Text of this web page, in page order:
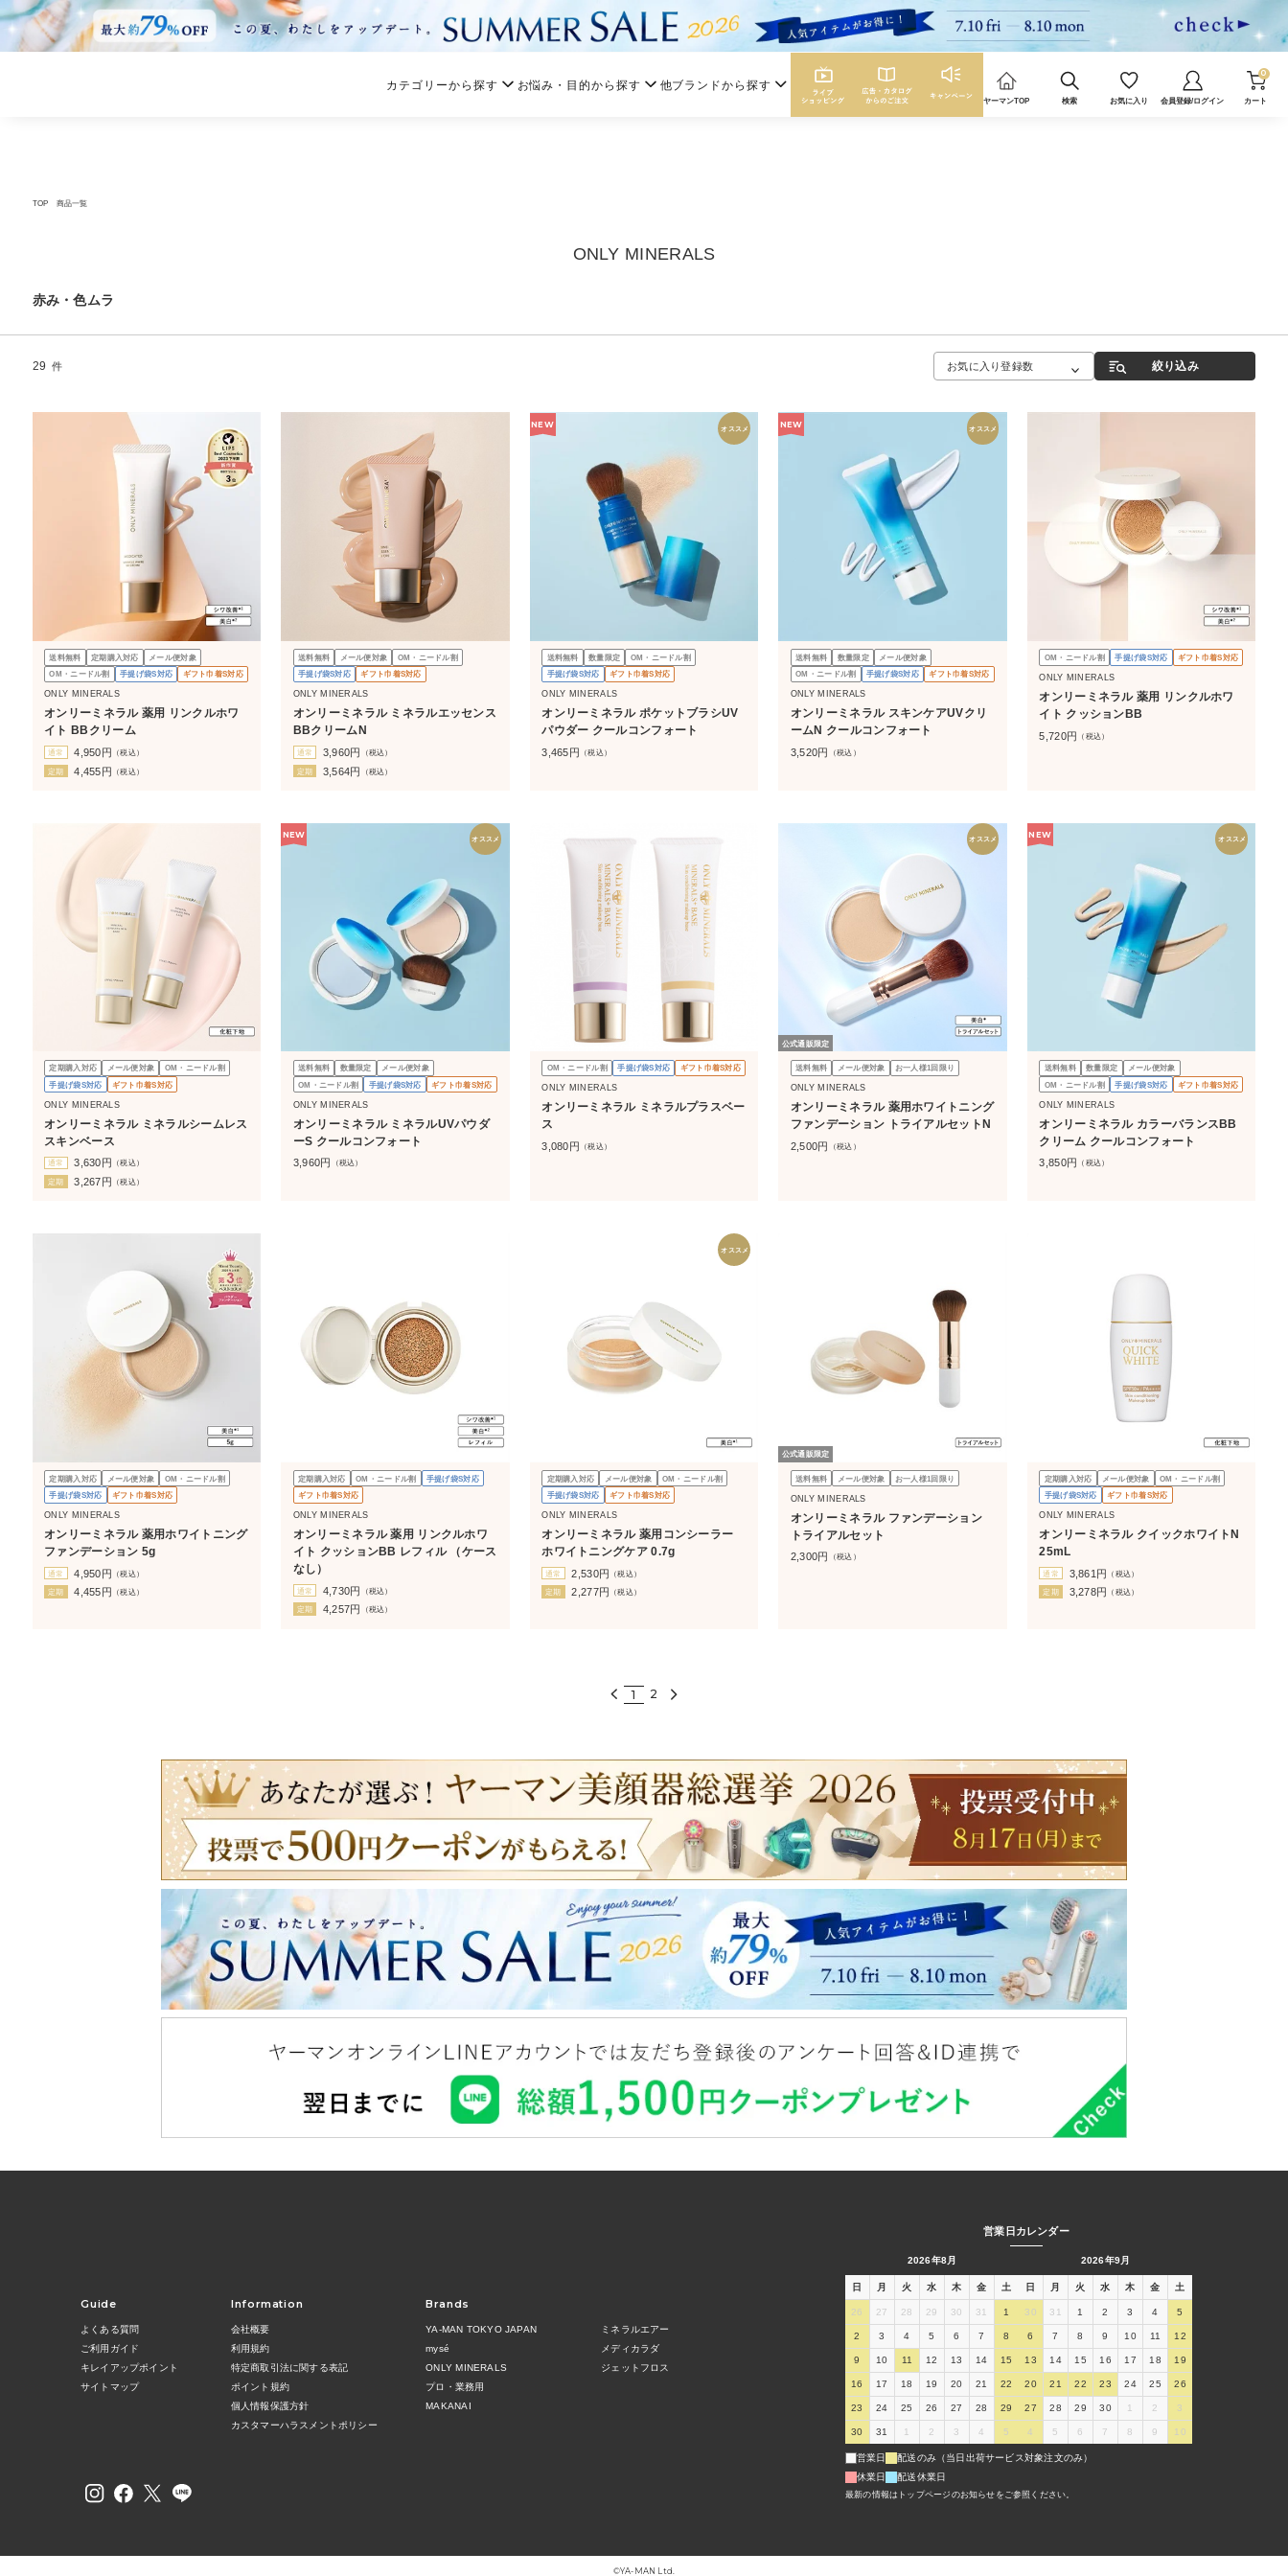
カテゴリーから探す お悩み・目的から探す 他ブランドから探す
ヤーマンTOP 検索 お気に入り 会員登録/ログイン カート
0
TOP 商品一覧
ONLY MINERALS
赤み・色ムラ
29 件 お気に入り登録数 絞り込み
送料無料 定期購入対応
メール便対象
OM・ニードル割
手提げ袋S対応 ギフト巾着S対応
ONLY MINERALS
オンリーミネラル 薬用 リンクルホワ
イト BBクリーム
通常 4,950円 （税込）
定期
4,455円 （税込）
送料無料 メール便対象
OM・ニードル割
手提げ袋S対応
ギフト巾着S対応
ONLY MINERALS
オンリーミネラル ミネラルエッセンス
BBクリームN
通常 3,960円
（税込）
定期
3,564円 （税込）
NEW オススメ
送料無料 数量限定
OM・ニードル割
手提げ袋S対応
ギフト巾着S対応
ONLY MINERALS
オンリーミネラル ポケットブラシUV
パウダー クールコンフォート
3,465円 （税込）
NEW オススメ
送料無料 数量限定
メール便対象
OM・ニードル割
手提げ袋S対応 ギフト巾着S対応
ONLY MINERALS
オンリーミネラル スキンケアUVクリ
ームN クールコンフォート
3,520円 （税込）
OM・ニードル割 手提げ袋S対応 ギフト巾着S対応
ONLY MINERALS
オンリーミネラル 薬用 リンクルホワ
イト クッションBB
5,720円 （税込）
定期購入対応 メール便対象
OM・ニードル割
手提げ袋S対応
ギフト巾着S対応
ONLY MINERALS
オンリーミネラル ミネラルシームレス
スキンベース
通常 3,630 円
（税込）
定期
3,267円 （税込）
NEW オススメ
送料無料 数量限定
メール便対象
OM・ニードル割
手提げ袋S対応 ギフト巾着S対応
ONLY MINERALS
オンリーミネラル ミネラルUVパウダ
ーS クールコンフォート
3,960円 （税込）
OM・ニードル割 手提げ袋S対応 ギフト巾着S対応
ONLY MINERALS
オンリーミネラル ミネラルプラスベー
ス
3,080円 （税込）
オススメ
公式通販限定
送料無料 メール便対象 お一人様1回限り
ONLY MINERALS
オンリーミネラル 薬用ホワイトニング
ファンデーション トライアルセットN
2,500円 （税込）
NEW オススメ
送料無料 数量限定
メール便対象
OM・ニードル割
手提げ袋S対応 ギフト巾着S対応
ONLY MINERALS
オンリーミネラル カラーバランスBB
クリーム クールコンフォート
3,850円 （税込）
定期購入対応 メール便対象
OM・ニードル割
手提げ袋S対応
ギフト巾着S対応
ONLY MINERALS
オンリーミネラル 薬用ホワイトニング
ファンデーション 5g
通常 4,950円 （税込）
定期
4,455円 （税込）
定期購入対応 OM・ニードル割
手提げ袋S対応
ギフト巾着S対応
ONLY MINERALS
オンリーミネラル 薬用 リンクルホワ
イト クッションBB レフィル （ケース
なし）
通常 4,730円
（税込）
定期
4,257円 （税込）
オススメ
定期購入対応 メール便対象
OM・ニードル割
手提げ袋S対応
ギフト巾着S対応
ONLY MINERALS
オンリーミネラル 薬用コンシーラー
ホワイトニングケア 0.7g
通常 2,530円 （税込）
定期
2,277円 （税込）
公式通販限定
送料無料 メール便対象 お一人様1回限り
ONLY MINERALS
オンリーミネラル ファンデーション
トライアルセット
2,300円 （税込）
定期購入対応 メール便対象
OM・ニードル割
手提げ袋S対応
ギフト巾着S対応
ONLY MINERALS
オンリーミネラル クイックホワイトN
25mL
通常 3,861 円 （税込）
定期
3,278円 （税込）
1 2
Guide
よくある質問
ご利用ガイド
キレイアップポイント
サイトマップ
Information
会社概要
利用規約
特定商取引法に関する表記
ポイント規約
個人情報保護方針
カスタマーハラスメントポリシー
Brands
YA-MAN TOKYO JAPAN
mysé
ONLY MINERALS
プロ・業務用
MAKANAI
ミネラルエアー
メディカラダ
ジェットフロス
営業日カレンダー
2026年8月
日 月 火 水 木 金 土
26 27 28 29 30 31 1
2 3 4 5 6 7 8
9 10 11 12 13 14 15
16 17 18 19 20 21 22
23 24 25 26 27 28 29
30 31 1 2 3 4 5
2026年9月
日 月 火 水 木 金 土
30 31 1 2 3 4 5
6 7 8 9 10 11 12
13 14 15 16 17 18 19
20 21 22 23 24 25 26
27 28 29 30 1 2 3
4 5 6 7 8 9 10
営業日
配送のみ（当日出荷サービス対象注文のみ）
休業日
配送休業日
最新の情報はトップページのお知らせをご参照ください。
©︎YA-MAN Ltd.